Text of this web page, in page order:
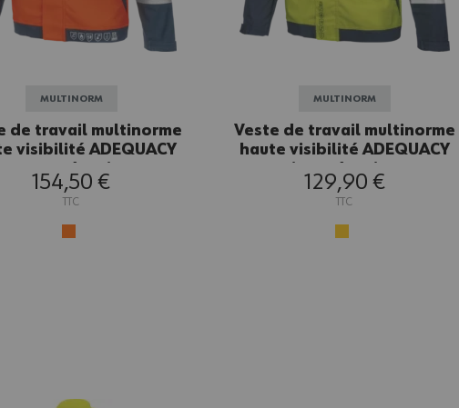
MULTINORM
de travail multinorme
visibilité ADEQUACY
154,50 €
TTC
MULTINORM
Veste de travail multinorme
haute visibilité ADEQUACY
129,90 €
TTC